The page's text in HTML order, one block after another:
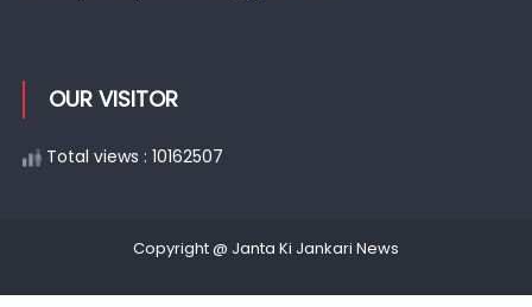
OUR VISITOR
Total views : 10162507
Copyright @ Janta Ki Jankari News